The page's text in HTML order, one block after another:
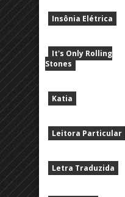
Insônia Elétrica
It's Only Rolling
Stones
Katia
Leitora Particular
Letra Traduzida